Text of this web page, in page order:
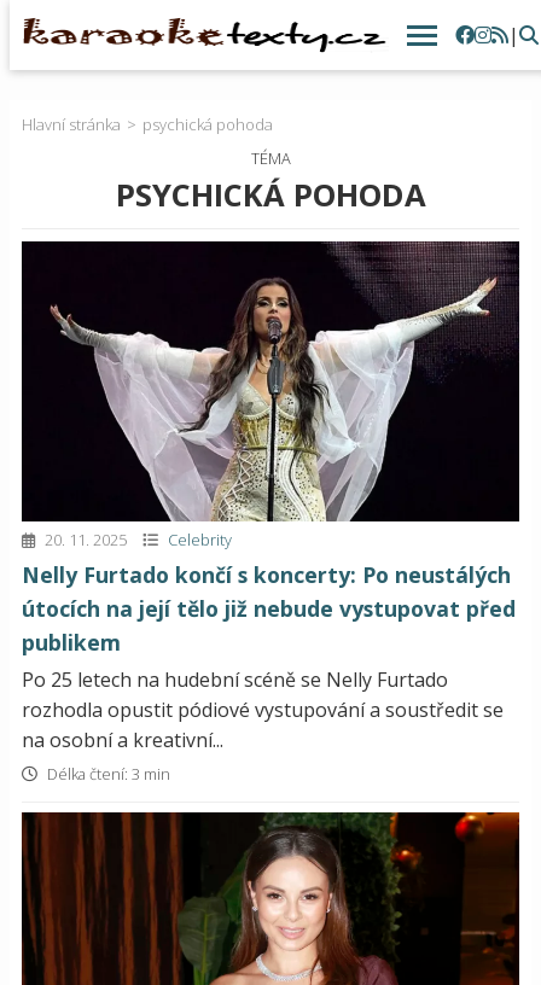
|
Hlavní stránka
psychická pohoda
TÉMA
PSYCHICKÁ POHODA
20. 11. 2025 Celebrity
Nelly Furtado končí s koncerty: Po neustálých
útocích na její tělo již nebude vystupovat před
publikem
Po 25 letech na hudební scéně se Nelly Furtado
rozhodla opustit pódiové vystupování a soustředit se
na osobní a kreativní...
Délka čtení: 3 min